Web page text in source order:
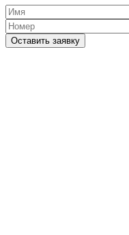
Оставить заявку